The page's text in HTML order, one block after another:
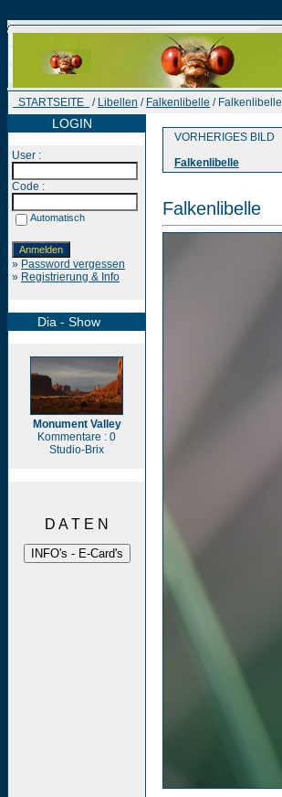
STARTSEITE / Libellen / Falkenlibelle / Falkenlibelle
LOGIN
User :
Code :
Automatisch
» Password vergessen
» Registrierung & Info
Dia - Show
Monument Valley
Kommentare : 0
Studio-Brix
D A T E N
VORHERIGES BILD
Falkenlibelle
Falkenlibelle